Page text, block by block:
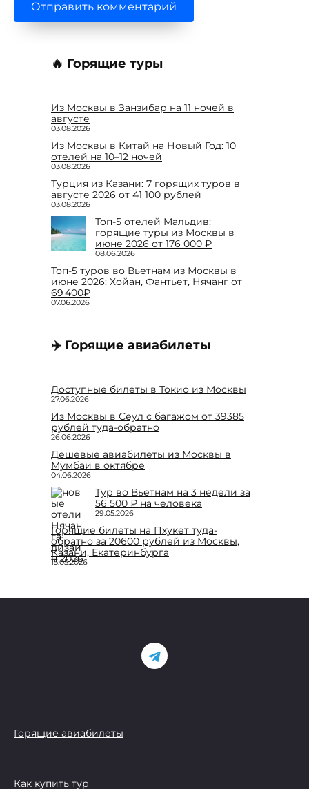
🔥 Горящие туры
Из Москвы в Занзибар на 11 ночей в
августе
03.08.2026
Из Москвы в Китай на Новый Год: 10
отелей на 10–12 ночей
03.08.2026
Турция из Казани: 7 горящих туров в
августе 2026 от 41 100 рублей
03.08.2026
Топ-5 отелей Мальдив:
горящие туры из Москвы в
июне 2026 от 176 000 ₽
08.06.2026
Топ-5 туров во Вьетнам из Москвы в
июне 2026: Хойан, Фантьет, Нячанг от
69 400₽
07.06.2026
✈️ Горящие авиабилеты
Доступные билеты в Токио из Москвы
27.06.2026
Из Москвы в Сеул с багажом от 39385
рублей туда-обратно
26.06.2026
Дешевые авиабилеты из Москвы в
Мумбаи в октябре
04.06.2026
Тур во Вьетнам на 3 недели за
56 500 ₽ на человека
29.05.2026
Горящие билеты на Пхукет туда-
обратно за 20600 рублей из Москвы,
Казани, Екатеринбурга
15.05.2026
Горящие авиабилеты
Как купить тур